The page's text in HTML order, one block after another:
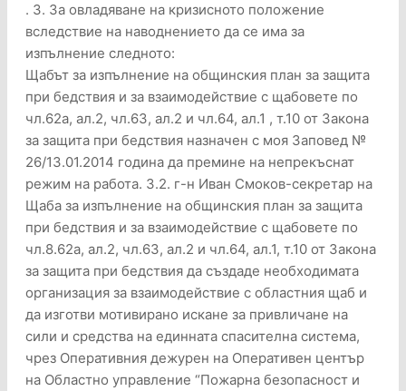
. 3. За овладяване на кризисното положение
вследствие на наводнението да се има за
изпълнение следното:
Щабът за изпълнение на общинския план за защита
при бедствия и за взаимодействие с щабовете по
чл.62а, ал.2, чл.63, ал.2 и чл.64, ал.1 , т.10 от Закона
за защита при бедствия назначен с моя Заповед №
26/13.01.2014 година да премине на непрекъснат
режим на работа. 3.2. г-н Иван Смоков-секретар на
Щаба за изпълнение на общинския план за защита
при бедствия и за взаимодействие с щабовете по
чл.8.62а, ал.2, чл.63, ал.2 и чл.64, ал.1, т.10 от Закона
за защита при бедствия да създаде необходимата
организация за взаимодействие с областния щаб и
да изготви мотивирано искане за привличане на
сили и средства на единната спасителна система,
чрез Оперативния дежурен на Оперативен център
на Областно управление “Пожарна безопасност и